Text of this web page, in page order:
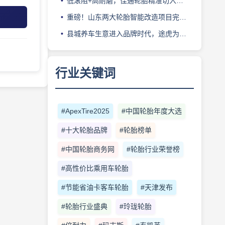
重磅！山东两大轮胎智能改造项目完成备案
县城养车生意进入品牌时代，途虎为何此时加码“万镇万店”？
行业关键词
#ApexTire2025 #中国轮胎年度大选
#十大轮胎品牌 #轮胎榜单
#中国轮胎商务网 #轮胎行业荣誉榜
#高性价比乘用车轮胎
#节能省油卡客车轮胎 #天津发布
#轮胎行业盛典 #玲珑轮胎